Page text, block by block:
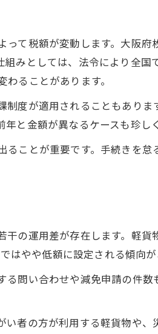
て税額が変動します。大阪府
みとしては、法令により全国
ることがあります。
度が適用されることもありま
と金額が異なるケースも珍し
ことが重要です。手続きを怠
の運用差が存在します。軽貨
はやや低額に設定される傾向が
る問い合わせや減免申請の件数
い者の方が利用する軽貨物や、